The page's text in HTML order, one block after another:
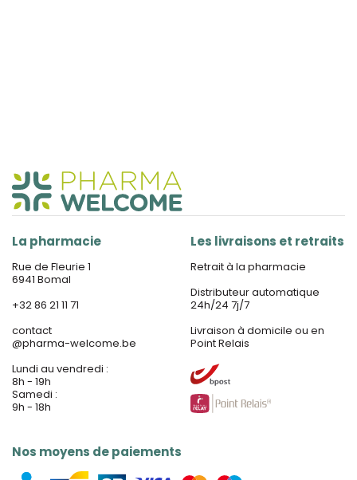
La pharmacie
Rue de Fleurie 1
6941 Bomal
+32 86 21 11 71
contact
@pharma-welcome.be
Lundi au vendredi :
8h - 19h
Samedi :
9h - 18h
Nos moyens de paiements
Les livraisons et retraits
Retrait à la pharmacie
Distributeur automatique
24h/24 7j/7
Livraison à domicile ou en
Point Relais